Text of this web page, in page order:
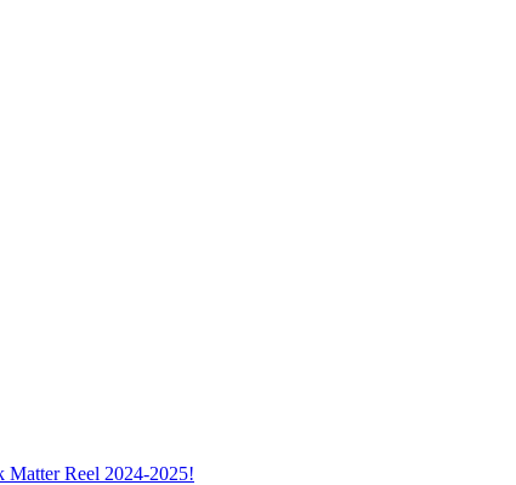
Matter Reel 2024-2025!